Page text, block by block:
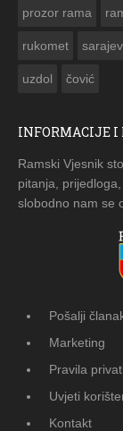
prozor rama
rukomet
uzdol čović
INFORMACIJE I
Ramski Vjesnik
pitanja,
slobodno nam se
Pošalji
Marketing
Pravila
Uvjeti
Kontakt